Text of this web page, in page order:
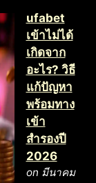
ufabet
เข้าไม่ได้
เกิดจาก
อะไร? วิธี
แก้ปัญหา
พร้อมทาง
เข้า
สำรองปี
2026
on มีนาคม